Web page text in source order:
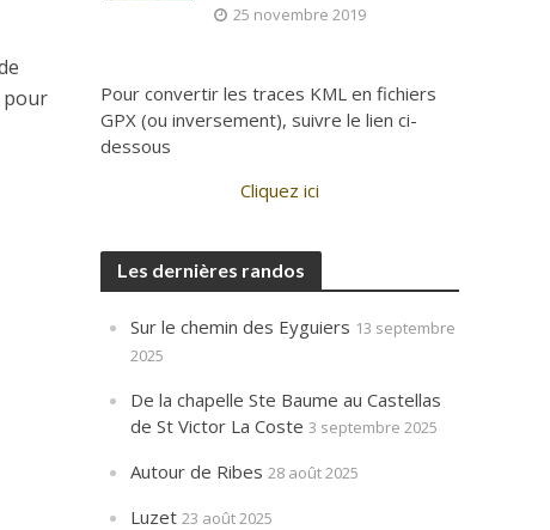
pour
25 novembre 2019
Pour convertir les traces KML en fichiers
GPX (ou inversement), suivre le lien ci-
dessous
Cliquez ici
Les dernières randos
Sur le chemin des Eyguiers 13 septembre
2025
De la chapelle Ste Baume au Castellas
de St Victor La Coste 3 septembre 2025
Autour de Ribes 28 août 2025
Luzet 23 août 2025